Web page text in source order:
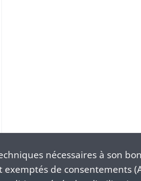
nécessaires à son
de consentements